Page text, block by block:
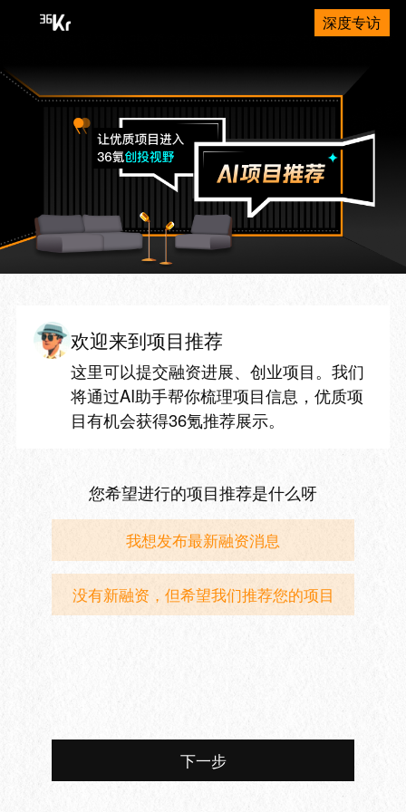
深度专访
欢迎来到项目推荐
这里可以提交融资进展、创业项目。我们
将通过AI助手帮你梳理项目信息，优质项
目有机会获得36氪推荐展示。
您希望进行的项目推荐是什么呀
我想发布最新融资消息
没有新融资，但希望我们推荐您的项目
下一步